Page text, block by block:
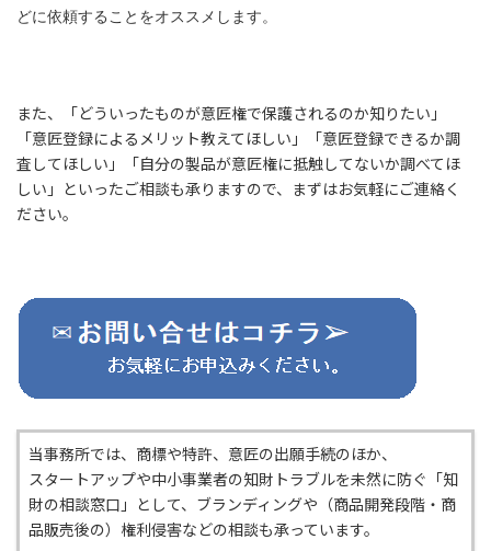
どに依頼することをオススメします。
また、「どういったものが意匠権で保護されるのか知りたい」
「意匠登録によるメリット教えてほしい」「意匠登録できるか調
査してほしい」「自分の製品が意匠権に抵触してないか調べてほ
しい」といったご相談も承りますので、まずはお気軽にご連絡く
ださい。
当事務所では、商標や特許、意匠の出願手続のほか、
スタートアップや中小事業者の知財トラブルを未然に防ぐ「知
財の相談窓口」として、ブランディングや（商品開発段階・商
品販売後の）権利侵害などの相談も承っています。